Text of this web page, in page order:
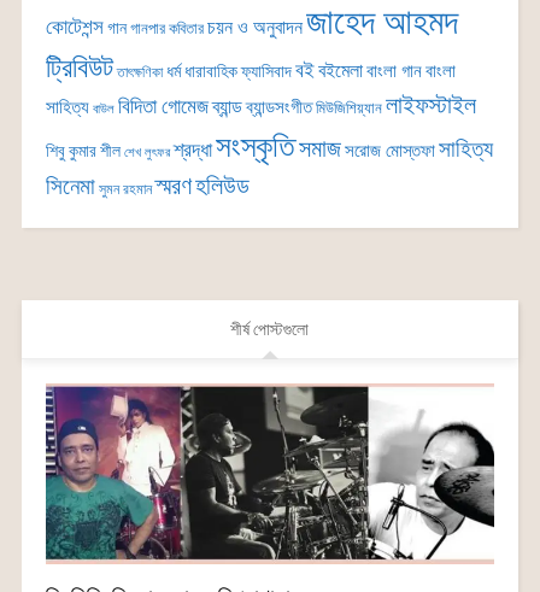
কোটেশন্সগান গানপার কবিতার চয়ন ও অনুবাদনজাহেদ আহমদ
ট্রিবিউট তাৎক্ষণিকা ধর্ম ধারাবাহিকফ্যাসিবাদবইবইমেলাবাংলা গানবাংলা
সাহিত্য বাউল বিদিতা গোমেজব্যান্ডব্যান্ডসংগীত মিউজিশিয়্যান লাইফস্টাইল
শিবু কুমার শীল শেখ লুৎফর শ্রদ্ধাসংস্কৃতিসমাজসরোজ মোস্তফাসাহিত্য
সিনেমা সুমন রহমান স্মরণহলিউড
শীর্ষ পোস্টগুলো